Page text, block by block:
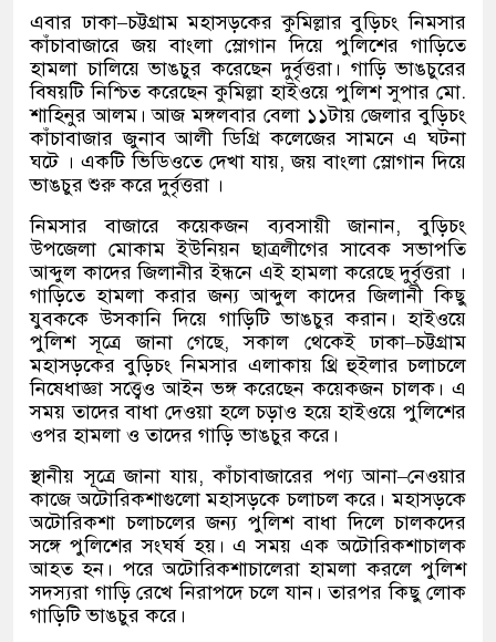
এবার ঢাকা–চট্টগ্রাম মহাসড়কের কুমিল্লার বুড়িচং নিমসার
কাঁচাবাজারে জয় বাংলা স্লোগান দিয়ে পুলিশের গাড়িতে
হামলা চালিয়ে ভাঙচুর করেছেন দুর্বৃত্তরা। গাড়ি ভাঙচুরের
বিষয়টি নিশ্চিত করেছেন কুমিল্লা হাইওয়ে পুলিশ সুপার মো.
শাহিনুর আলম। আজ মঙ্গলবার বেলা ১১টায় জেলার বুড়িচং
কাঁচাবাজার জুনাব আলী ডিগ্রি কলেজের সামনে এ ঘটনা
ঘটে । একটি ভিডিওতে দেখা যায়,জয় বাংলা স্লোগান দিয়ে
ভাঙচুর শুরু করে দুর্বৃত্তরা ।
নিমসার বাজারে কয়েকজন ব্যবসায়ী জানান,বুড়িচং
উপজেলা মোকাম ইউনিয়ন ছাত্রলীগের সাবেক সভাপতি
আব্দুল কাদের জিলানীর ইন্ধনে এই হামলা করেছে দুর্বৃত্তরা ।
গাড়িতে হামলা করার জন্য আব্দুল কাদের জিলানী কিছু
যুবককে উসকানি দিয়ে গাড়িটি ভাঙচুর করান। হাইওয়ে
পুলিশ সূত্রে জানা গেছে,সকাল থেকেই ঢাকা–চট্টগ্রাম
মহাসড়কের বুড়িচং নিমসার এলাকায় থ্রি হুইলার চলাচলে
নিষেধাজ্ঞা সত্ত্বেও আইন ভঙ্গ করেছেন কয়েকজন চালক। এ
সময় তাদের বাধা দেওয়া হলে চড়াও হয়ে হাইওয়ে পুলিশের
ওপর হামলা ও তাদের গাড়ি ভাঙচুর করে।
স্থানীয় সূত্রে জানা যায়,কাঁচাবাজারের পণ্য আনা–নেওয়ার
কাজে অটোরিকশাগুলো মহাসড়কে চলাচল করে। মহাসড়কে
অটোরিকশা চলাচলের জন্য পুলিশ বাধা দিলে চালকদের
সঙ্গে পুলিশের সংঘর্ষ হয়। এ সময় এক অটোরিকশাচালক
আহত হন। পরে অটোরিকশাচালেরা হামলা করলে পুলিশ
সদস্যরা গাড়ি রেখে নিরাপদে চলে যান। তারপর কিছু লোক
গাড়িটি ভাঙচুর করে।